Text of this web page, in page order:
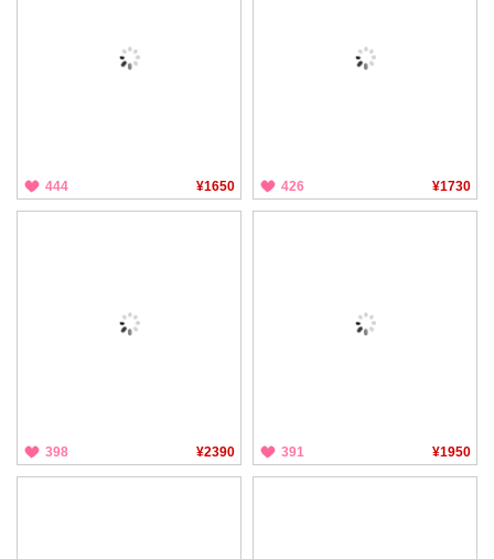
444 ¥1650 426 ¥1730
398 ¥2390 391 ¥1950